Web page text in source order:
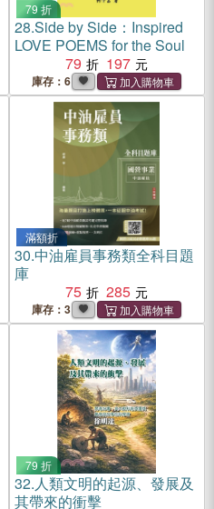
79 折
28.Side by Side：Inspired
LOVE POEMS for the Soul
79
197
庫存：6
滿額折
30.中油雇員事務類全科目題
庫
75
285
庫存：3
79 折
32.人類文明的起源、發展及
其帶來的衝擊